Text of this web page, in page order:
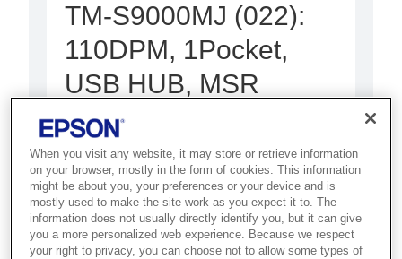
TM-S9000MJ (022):
110DPM, 1Pocket,
USB HUB, MSR
Best for banks and financial
institutions that need high-speed,
accurate cheque and document
scanning.
High-speed scanning
When you visit any website, it may store or retrieve information
on your browser, mostly in the form of cookies. This information
might be about you, your preferences or your device and is
mostly used to make the site work as you expect it to. The
information does not usually directly identify you, but it can give
you a more personalized web experience. Because we respect
your right to privacy, you can choose not to allow some types of